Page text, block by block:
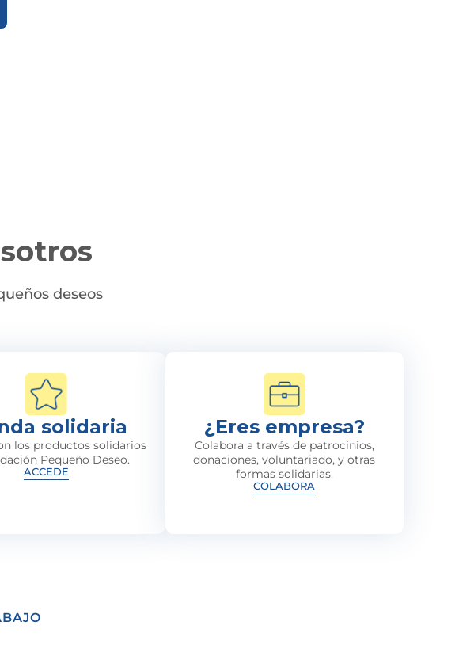
deseos
solidaria
los productos solidarios
Pequeño Deseo.
ACCEDE
¿Eres empresa?
Colabora a través de patrocinios,
donaciones, voluntariado, y otras
formas solidarias.
COLABORA